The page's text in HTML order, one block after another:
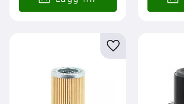
Lägg till i favoriter